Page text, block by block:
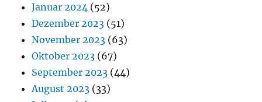
Januar 2024 (52)
Dezember 2023 (51)
November 2023 (63)
Oktober 2023 (67)
September 2023 (44)
August 2023 (33)